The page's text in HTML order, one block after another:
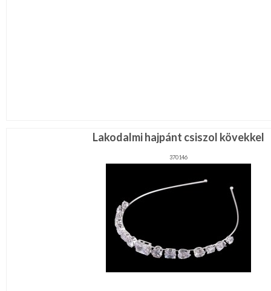
Lakodalmi hajpánt csiszol kövekkel
370146